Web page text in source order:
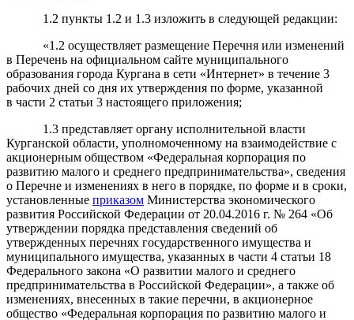
1.2 пункты 1.2 и 1.3 изложить в следующей редакции:
«1.2 осуществляет размещение Перечня или изменений
в Перечень на официальном сайте муниципального
образования города Кургана в сети «Интернет» в течение 3
рабочих дней со дня их утверждения по форме, указанной
в части 2 статьи 3 настоящего приложения;
1.3 представляет органу исполнительной власти
Курганской области, уполномоченному на взаимодействие с
акционерным обществом «Федеральная корпорация по
развитию малого и среднего предпринимательства», сведения
о Перечне и изменениях в него в порядке, по форме и в сроки,
установленные приказом Министерства экономического
развития Российской Федерации от 20.04.2016 г. № 264 «Об
утверждении порядка представления сведений об
утвержденных перечнях государственного имущества и
муниципального имущества, указанных в части 4 статьи 18
Федерального закона «О развитии малого и среднего
предпринимательства в Российской Федерации», а также об
изменениях, внесенных в такие перечни, в акционерное
общество «Федеральная корпорация по развитию малого и